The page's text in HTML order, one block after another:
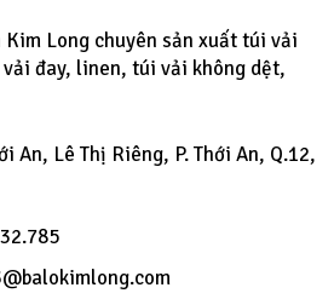
Kim Long chuyên sản xuất túi vải
đay, linen, túi vải không dệt,
An, Lê Thị Riêng, P. Thới An, Q.12,